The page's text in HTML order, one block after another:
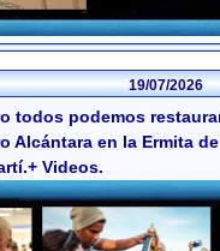
19/07/2026
todos podemos
Alcántara en la Ermita
Videos.